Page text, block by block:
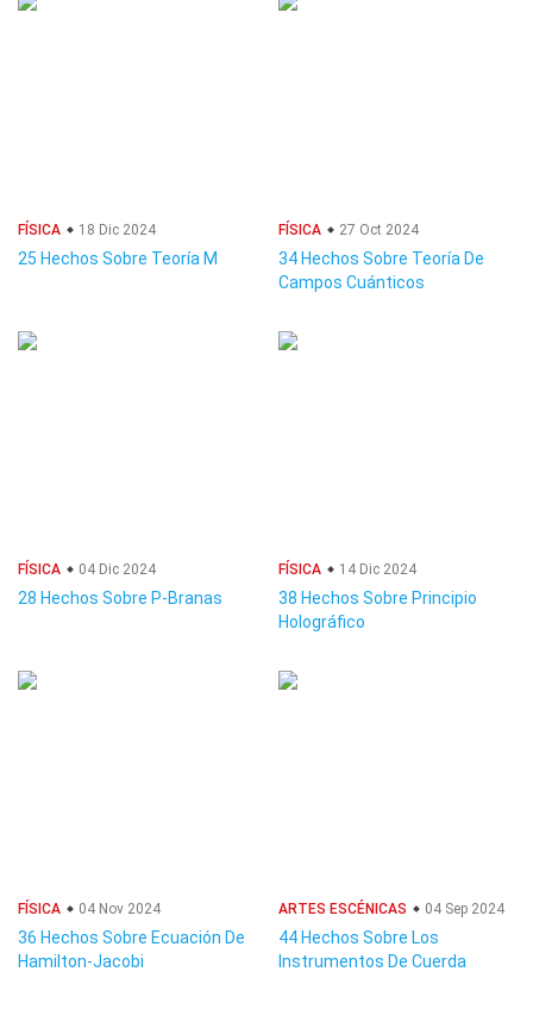
FÍSICA 18 Dic 2024
25 Hechos Sobre Teoría M
FÍSICA 27 Oct 2024
34 Hechos Sobre Teoría De
Campos Cuánticos
FÍSICA 04 Dic 2024
28 Hechos Sobre P-Branas
FÍSICA 14 Dic 2024
38 Hechos Sobre Principio
Holográfico
FÍSICA 04 Nov 2024
36 Hechos Sobre Ecuación De
Hamilton-Jacobi
ARTES ESCÉNICAS 04 Sep 2024
44 Hechos Sobre Los
Instrumentos De Cuerda